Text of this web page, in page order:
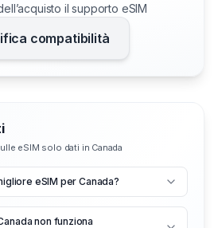
il supporto eSIM
compatibilità
eSIM solo dati in Canada
eSIM per Canada?
non funziona